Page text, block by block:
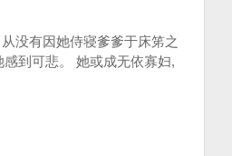
没有因她侍寝爹爹于床笫之
到可悲。 她或成无依寡妇,